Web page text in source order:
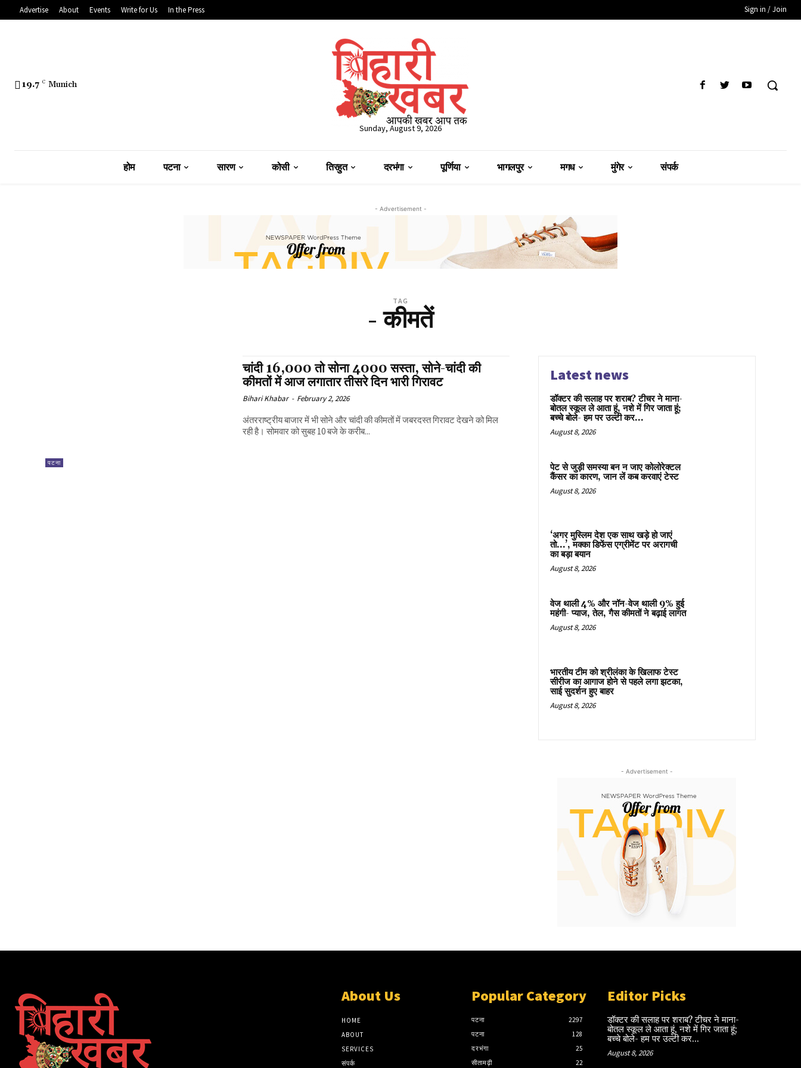
Advertise About Events Write for Us In the Press Sign in / Join
19.7 C Munich
Sunday, August 9, 2026
होम पटना सारण कोसी तिरहुत दरभंगा पूर्णिया भागलपुर मगध मुंगेर संपर्क
- Advertisement -
TAG
- कीमतें
पटना
चांदी ₹16,000 तो सोना ₹4000 सस्ता, सोने-चांदी की
कीमतों में आज लगातार तीसरे दिन भारी गिरावट
Bihari Khabar - February 2, 2026
अंतरराष्ट्रीय बाजार में भी सोने और चांदी की कीमतों में जबरदस्त गिरावट देखने को मिल
रही है। सोमवार को सुबह 10 बजे के करीब...
Latest news
डॉक्टर की सलाह पर शराब? टीचर ने माना-
बोतल स्कूल ले आता हूं, नशे में गिर जाता हूं;
बच्चे बोले- हम पर उल्टी कर...
August 8, 2026
पेट से जुड़ी समस्या बन न जाए कोलोरेक्टल
कैंसर का कारण, जान लें कब करवाएं टेस्ट
August 8, 2026
‘अगर मुस्लिम देश एक साथ खड़े हो जाएं
तो…’, मक्का डिफेंस एग्रीमेंट पर अरागची
का बड़ा बयान
August 8, 2026
वेज थाली 4% और नॉन-वेज थाली 9% हुई
महंगी- प्याज, तेल, गैस कीमतों ने बढ़ाई लागत
August 8, 2026
भारतीय टीम को श्रीलंका के खिलाफ टेस्ट
सीरीज का आगाज होने से पहले लगा झटका,
साई सुदर्शन हुए बाहर
August 8, 2026
- Advertisement -
About Us
HOME
ABOUT
SERVICES
संपर्क
Popular Category
पटना
2297
पटना
128
दरभंगा
25
सीतामढ़ी
22
Editor Picks
डॉक्टर की सलाह पर शराब? टीचर ने माना-
बोतल स्कूल ले आता हूं, नशे में गिर जाता हूं;
बच्चे बोले- हम पर उल्टी कर...
August 8, 2026